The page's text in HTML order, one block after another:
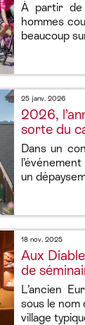
À partir de
hommes
beaucoup
25 janv. 2026
2026,
sorte du
Dans un
un
18 nov. 2025
Aux
de
L’ancien
sous le nom
village